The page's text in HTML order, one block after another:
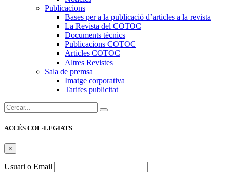
Publicacions
Bases per a la publicació d’articles a la revista
La Revista del COTOC
Documents tècnics
Publicacions COTOC
Articles COTOC
Altres Revistes
Sala de premsa
Imatge corporativa
Tarifes publicitat
Cercar:
ACCÉS COL·LEGIATS
×
Usuari o Email